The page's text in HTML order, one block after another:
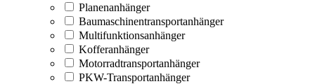
Planenanhänger
Baumaschinentransportanhänger
Multifunktionsanhänger
Kofferanhänger
Motorradtransportanhänger
PKW-Transportanhänger